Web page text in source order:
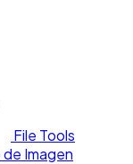
File Tools
Imagen